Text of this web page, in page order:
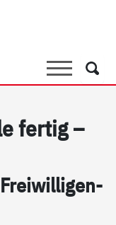
SucheSuche
fer­tig –
Frei­wil­li­gen­